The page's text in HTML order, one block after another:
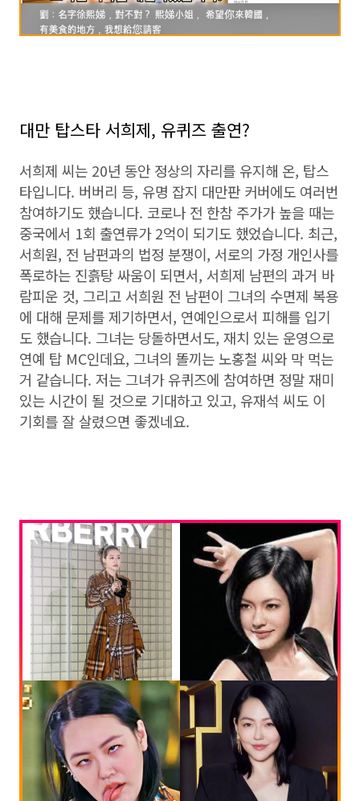
대만 탑스타 서희제, 유퀴즈 출연?
서희제 씨는 20년 동안 정상의 자리를 유지해 온, 탑스
타입니다. 버버리 등, 유명 잡지 대만판 커버에도 여러번
참여하기도 했습니다. 코로나 전 한참 주가가 높을 때는
중국에서 1회 출연류가 2억이 되기도 했었습니다. 최근,
서희원, 전 남편과의 법정 분쟁이, 서로의 가정 개인사를
폭로하는 진흙탕 싸움이 되면서, 서희제 남편의 과거 바
람피운 것, 그리고 서희원 전 남편이 그녀의 수면제 복용
에 대해 문제를 제기하면서, 연예인으로서 피해를 입기
도 했습니다. 그녀는 당돌하면서도, 재치 있는 운영으로
연예 탑 MC인데요, 그녀의 똘끼는 노홍철 씨와 막 먹는
거 같습니다. 저는 그녀가 유퀴즈에 참여하면 정말 재미
있는 시간이 될 것으로 기대하고 있고, 유재석 씨도 이
기회를 잘 살렸으면 좋겠네요.